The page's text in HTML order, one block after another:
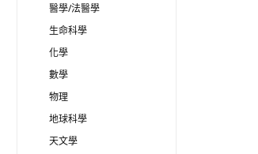
醫學/法醫學
生命科學
化學
數學
物理
地球科學
天文學